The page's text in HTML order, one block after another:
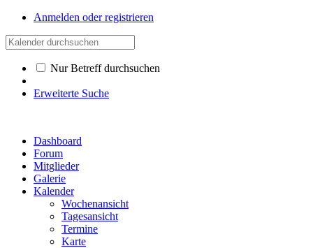
Anmelden oder registrieren
Nur Betreff durchsuchen
Erweiterte Suche
Dashboard
Forum
Mitglieder
Galerie
Kalender
Wochenansicht
Tagesansicht
Termine
Karte